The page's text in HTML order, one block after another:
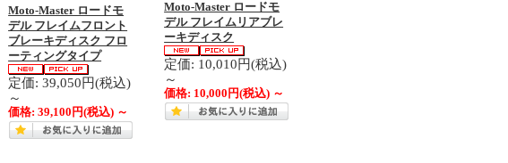
Moto-Master ロードモ
デル フレイムフロント
ブレーキディスク フロ
ーティングタイプ
定価: 39,050円(税込)
～
価格:39,100円(税込) ～
Moto-Master ロードモ
デル フレイムリアブレ
ーキディスク
定価: 10,010円(税込)
～
価格: 10,000円(税込) ～